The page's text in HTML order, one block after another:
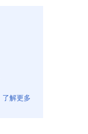
了解更多